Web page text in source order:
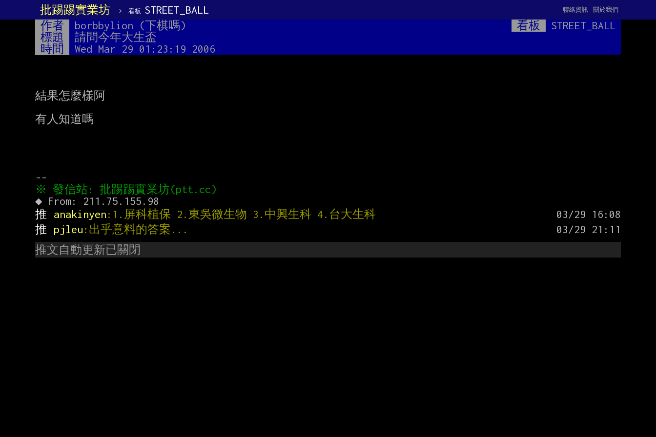
批踢踢實業坊 › 看板 STREET_BALL 關於我們
聯絡資訊
作者 borbbylion (下棋嗎) 看板
STREET_BALL
標題
請問今年大生盃
時間
Wed Mar 29 01:23:19 2006
結果怎麼樣阿
有人知道嗎
推
anakinyen:1.屏科植保 2.東吳微生物 3.中興生科 4.台大生科
推
pjleu:出乎意料的答案...
推文自動更新已關閉